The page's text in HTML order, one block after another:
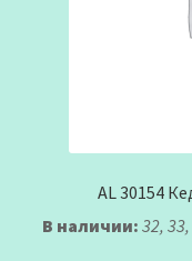
AL 30154
В наличии: 32,